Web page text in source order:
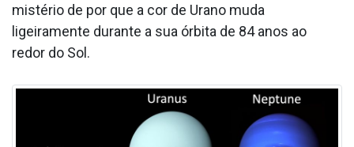
mistério de por que a cor de Urano muda
ligeiramente durante a sua órbita de 84 anos ao
redor do Sol.